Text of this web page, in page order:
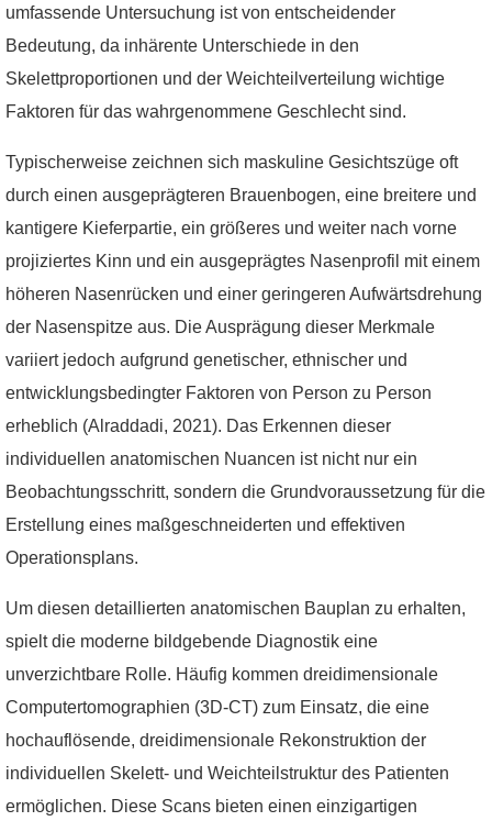
umfassende Untersuchung ist von entscheidender
Bedeutung, da inhärente Unterschiede in den
Skelettproportionen und der Weichteilverteilung wichtige
Faktoren für das wahrgenommene Geschlecht sind.
Typischerweise zeichnen sich maskuline Gesichtszüge oft
durch einen ausgeprägteren Brauenbogen, eine breitere und
kantigere Kieferpartie, ein größeres und weiter nach vorne
projiziertes Kinn und ein ausgeprägtes Nasenprofil mit einem
höheren Nasenrücken und einer geringeren Aufwärtsdrehung
der Nasenspitze aus. Die Ausprägung dieser Merkmale
variiert jedoch aufgrund genetischer, ethnischer und
entwicklungsbedingter Faktoren von Person zu Person
erheblich (Alraddadi, 2021). Das Erkennen dieser
individuellen anatomischen Nuancen ist nicht nur ein
Beobachtungsschritt, sondern die Grundvoraussetzung für die
Erstellung eines maßgeschneiderten und effektiven
Operationsplans.
Um diesen detaillierten anatomischen Bauplan zu erhalten,
spielt die moderne bildgebende Diagnostik eine
unverzichtbare Rolle. Häufig kommen dreidimensionale
Computertomographien (3D-CT) zum Einsatz, die eine
hochauflösende, dreidimensionale Rekonstruktion der
individuellen Skelett- und Weichteilstruktur des Patienten
ermöglichen. Diese Scans bieten einen einzigartigen